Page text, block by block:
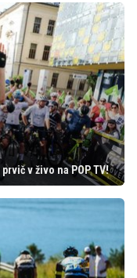
v živo na POP TV!